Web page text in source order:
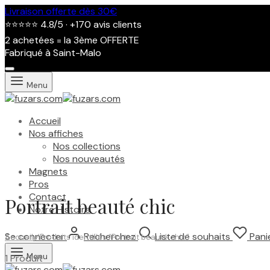
Livraison offerte dès 30€
⭐⭐⭐⭐⭐ 4.8/5 · +170 avis clients
2 achetées = la 3ème OFFERTE
Fabriqué à Saint-Malo
Menu
Accueil
Nos affiches
Nos collections
Nos nouveautés
Magnets
Pros
Contact
Notre Histoire
Se connecter Recherchez Liste de souhaits
Menu
Portrait beauté chic
Accueil/Produits identifiés “Portrait beauté chic”
1 Produit